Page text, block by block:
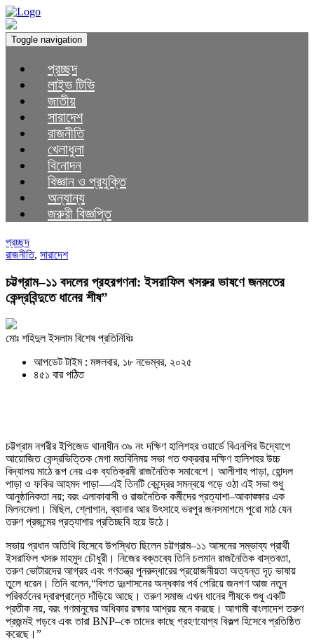
Toggle navigation
প্রচ্ছদ
লাইভ টিভি
জাতীয়
সারাদেশ
রাজনীতি
খেলাধুলা
বিনোদন
বিজ্ঞান ও প্রযুক্তি
অন্যান্য
জরুরী বিজ্ঞপ্তি
প্রচ্ছদ
রাজনীতি, সারাদেশ
চট্টগ্রাম–১১ বদলের প্রহরগণনা: ইসরাফিল খসরুর ভাষণে জনমতের
কেন্দ্রবিন্দুতে ধানের শীষ”
মোঃ শহিদুল ইসলাম বিশেষ প্রতিনিধিঃ
আপডেট টাইম : মঙ্গলবার, ১৮ নভেম্বর, ২০২৫
৪৫১ বার পঠিত
চট্টগ্রাম নগরীর ইপিজেড থানাধীন ৩৯ নং দক্ষিণ হালিশহর ওয়ার্ডে বিএনপির উদ্যোগে
আয়োজিত কেন্দ্রভিত্তিক মেগা মতবিনিময় সভা গত শুক্রবার দক্ষিণ হালিশহর উচ্চ
বিদ্যালয় মাঠে রূপ নেয় এক ব্যতিক্রমী রাজনৈতিক সমাবেশে। আলীশাহ পাড়া, হোন্দল
পাড়া ও ফকির আহমদ পাড়া—এই তিনটি কেন্দ্রের সমন্বয়ে গড়ে ওঠা এই সভা শুধু
আনুষ্ঠানিকতা নয়; বরং এলাকাবাসী ও রাজনৈতিক কর্মীদের প্রত্যাশা–আকাঙ্ক্ষার এক
মিলনমেলা। মিছিল, শ্লোগান, ব্যানার আর উৎসাহে ভরপুর জনসমাগমে পুরো মাঠ যেন
তরুণ প্রজন্মের প্রত্যাশার প্রতিচ্ছবি হয়ে উঠে।
সভায় প্রধান অতিথি হিসেবে উপস্থিত ছিলেন চট্টগ্রাম–১১ আসনের সম্ভাব্য প্রার্থী
ইসরাফিল খসরু মাহমুদ চৌধুরী। নিজের বক্তব্যে তিনি চলমান রাজনৈতিক বাস্তবতা,
তরুণ ভোটারদের আগ্রহ এবং গণতন্ত্র পুনরুদ্ধারের প্রয়োজনীয়তা অত্যন্ত দৃঢ় ভাষায়
তুলে ধরেন। তিনি বলেন,“বিগত দুঃশাসনের অন্ধকার পর্ব পেরিয়ে জনগণ আজ নতুন
পরিবর্তনের দ্বারপ্রান্তে দাঁড়িয়ে আছে। তরুণ সমাজ এখন ধানের শীষকে শুধু একটি
প্রতীক নয়, বরং গণমানুষের অধিকার রক্ষার আশ্রয় মনে করছে। আগামী বাংলাদেশ তরুণ
প্রজন্মই গড়বে এবং তারা BNP–কে তাদের কাছে গ্রহণযোগ্য বিকল্প হিসেবে প্রতিষ্ঠিত
করেছে।”